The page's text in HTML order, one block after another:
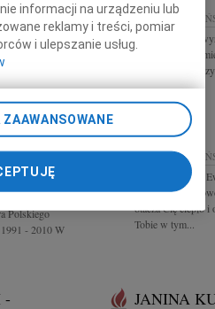
o
w latach 1994-
rzecz...
15.12.2025
Sabinie Hincke
żalu z powodu
koleżanki i
Polskiego
- 2010 W
15.12.2025
Ewie Adamskiej
współczucia z
otacza Cię ciepło
Tobie w tym...
-
JANINA
informacji na urządzeniu lub
reklamy i treści, pomiar
i ulepszanie usług.